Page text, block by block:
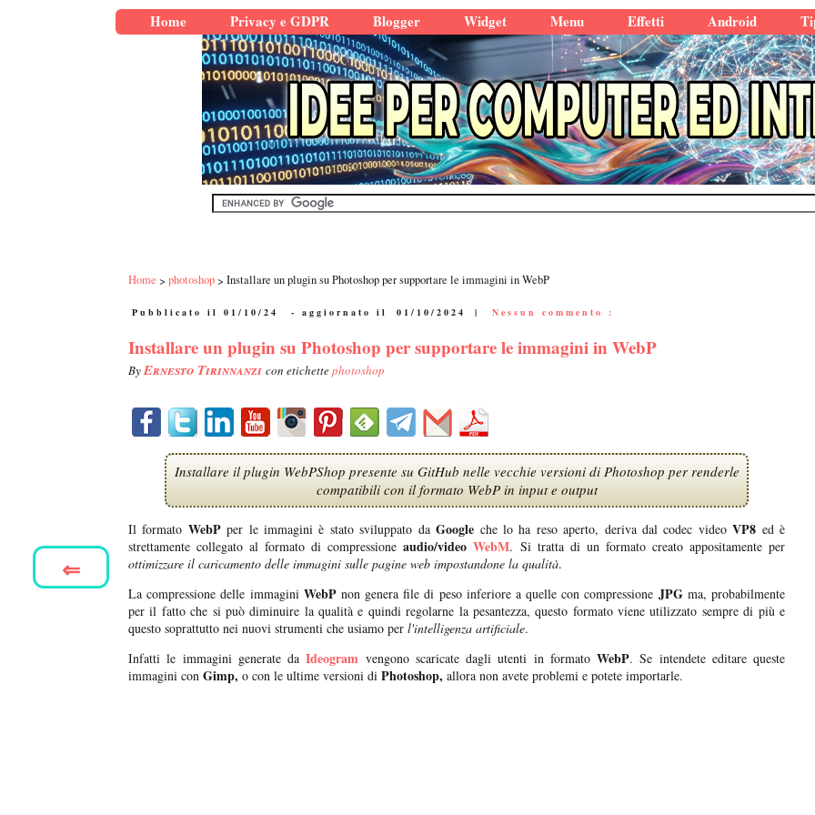
Home Privacy e GDPR Blogger Widget Menu Effetti Android
Home photoshop Installare un plugin su Photoshop per supportare le immagini in WebP
Pubblicato il 01/10/24 - aggiornato il 01/10/2024 | Nessun commento :
Installare un plugin su Photoshop per supportare le immagini in WebP
ByErnesto Tirinnanzi con etichettephotoshop
Installare il plugin WebPShop presente su GitHub nelle vecchie versioni di Photoshop per renderle
compatibili con il formato WebP in input e output
Il formato WebPper le immagini è stato sviluppato daGoogle che lo ha reso aperto, deriva dal codec videoVP8 ed è
strettamente collegato al formato di compressione audio/videoWebM. Si tratta di un formato creato appositamente per
ottimizzare il caricamento delle immagini sulle pagine web impostandone la qualità.
La compressione delle immagini WebP non genera file di peso inferiore a quelle con compressione JPGma, probabilmente
per il fatto che si può diminuire la qualità e quindi regolarne la pesantezza, questo formato viene utilizzato sempre di più e
questo soprattutto nei nuovi strumenti che usiamo per l'intelligenza artificiale.
Infatti le immagini generate da Ideogram vengono scaricate dagli utenti in formato WebP. Se intendete editare queste
immagini con Gimp, o con le ultime versioni di Photoshop, allora non avete problemi e potete importarle.
⇐